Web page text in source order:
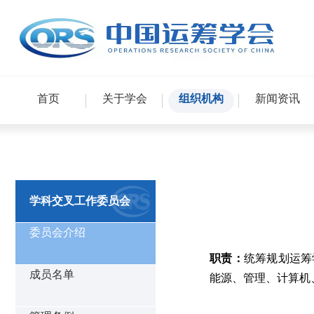
首页 关于学会 组织机构 新闻资讯
学科交叉工作委员会
委员会介绍
成员名单
职责 ： 统筹规划运
能源、管理、计算